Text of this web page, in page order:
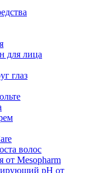
для лица
глаз
волос
от Mesopharm
рН от